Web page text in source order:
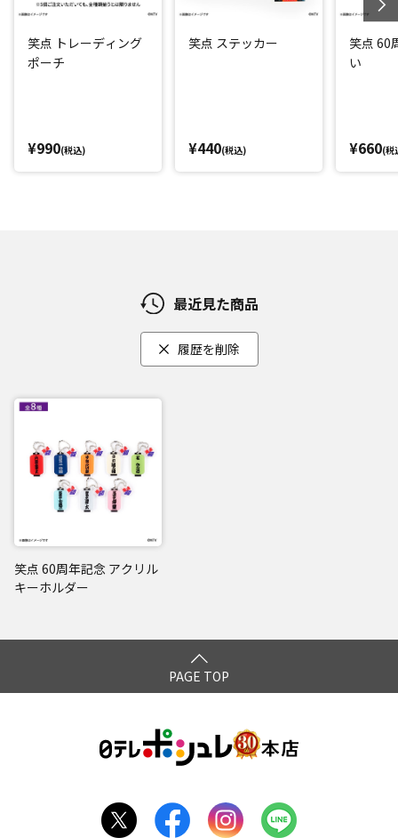
笑点 トレーディング
ポーチ
¥990(税込)
笑点 ステッカー
¥440(税込)
笑点 60
い
¥660(税
最近見た商品
履歴を削除
笑点 60周年記念 アクリル
キーホルダー
PAGE TOP